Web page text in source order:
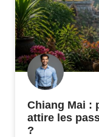
Chiang Mai :
attire les
?